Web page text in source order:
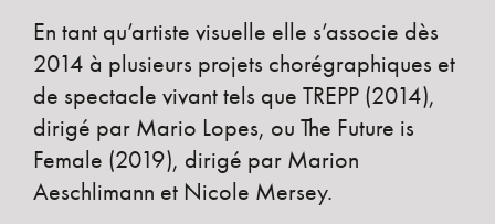
En tant qu’artiste visuelle elle s’associe dès
2014 à plusieurs projets chorégraphiques et
de spectacle vivant tels que TREPP (2014),
dirigé par Mario Lopes, ou The Future is
Female (2019), dirigé par Marion
Aeschlimann et Nicole Mersey.